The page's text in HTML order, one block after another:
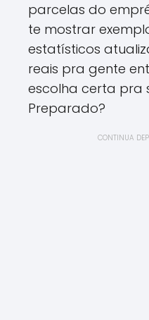
parcelas do
te mostrar
estatísticos
reais pra gente
escolha certa pra
Preparado?
CONTINUA